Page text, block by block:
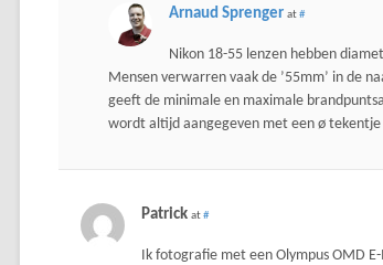
Arnaud Sprenger at#
Nikon 18-55 lenzen hebben
Mensen verwarren vaak de ’55mm’ in de
geeft de minimale en maximale
wordt altijd aangegeven met een ø
Patrick at#
Ik fotografie met een Olympus OMD